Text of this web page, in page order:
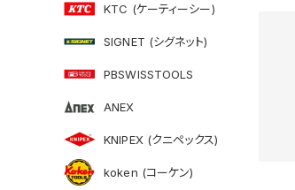
KTC (ケーティーシー)
SIGNET (シグネット)
PBSWISSTOOLS
ANEX
KNIPEX (クニペックス)
koken (コーケン)